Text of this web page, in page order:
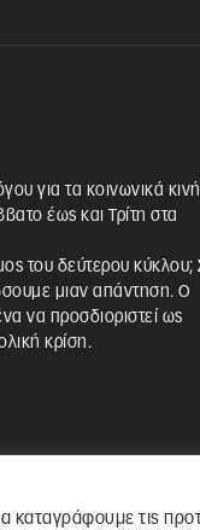
για τα κοινωνικά
έως και Τρίτη στα
του δεύτερου κύκλου;
μιαν απάντηση. Ο
να προσδιοριστεί ως
κρίση.
καταγράφουμε τις